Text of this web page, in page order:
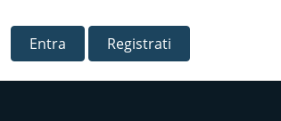
Entra Registrati